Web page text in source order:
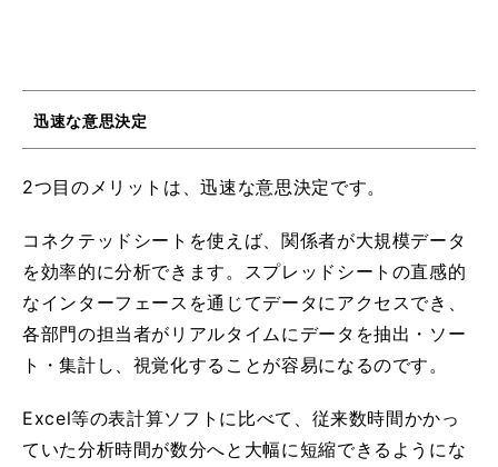
迅速な意思決定
2つ目のメリットは、迅速な意思決定です。
コネクテッドシートを使えば、関係者が大規模データ
を効率的に分析できます。スプレッドシートの直感的
なインターフェースを通じてデータにアクセスでき、
各部門の担当者がリアルタイムにデータを抽出・ソー
ト・集計し、視覚化することが容易になるのです。
Excel等の表計算ソフトに比べて、従来数時間かかっ
ていた分析時間が数分へと大幅に短縮できるようにな